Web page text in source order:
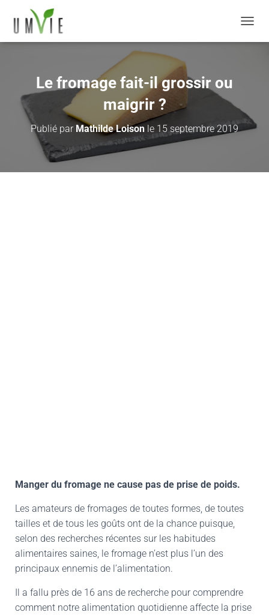
Le fromage fait-il grossir ou
maigrir ?
Publié par Mathilde Loison le 15 septembre 2019
Manger du fromage ne cause pas de prise de poids.
Les amateurs de fromages de toutes formes, de toutes
tailles et de tous les goûts ont de la chance puisque,
selon des recherches récentes sur les habitudes
alimentaires saines, le fromage n’est plus l’un des
principaux ennemis de l’alimentation.
Il a fallu près de 16 ans de recherche pour comprendre
comment notre alimentation quotidienne affecte la prise